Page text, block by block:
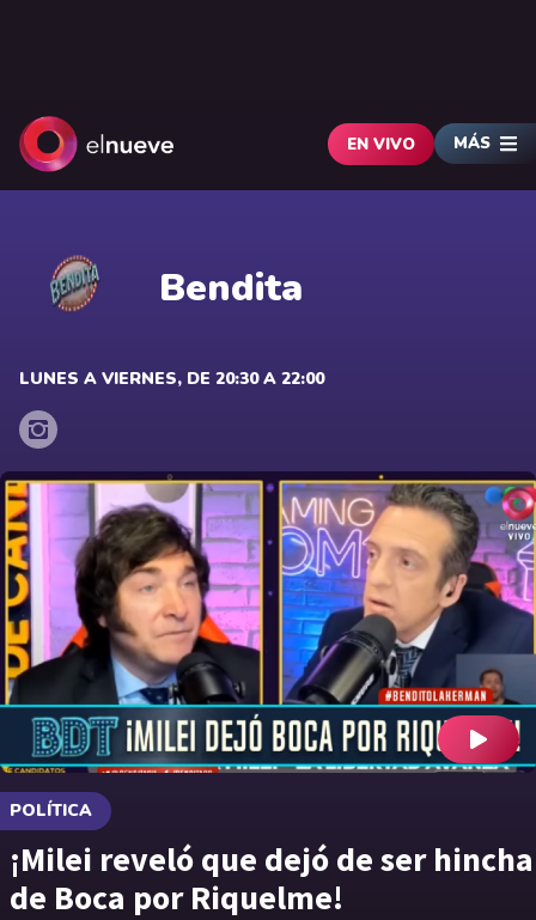
EN VIVO MÁS
Bendita
LUNES A VIERNES, DE 20:30 A 22:00
POLÍTICA
¡Milei reveló que dejó de ser hincha
de Boca por Riquelme!